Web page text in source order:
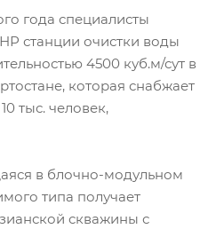
года специалисты
станции очистки воды
4500 куб.м/сут в
которая снабжает
тыс. человек,
в блочно-модульном
типа получает
скважины с